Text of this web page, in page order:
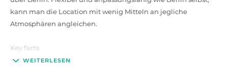
kann man die Location mit wenig Mitteln an jegliche
Atmosphären angleichen.
Key facts
700 m² gesamt; aufteilbar in ca. je 350 m² Nord- und Südseite
WEITERLESEN